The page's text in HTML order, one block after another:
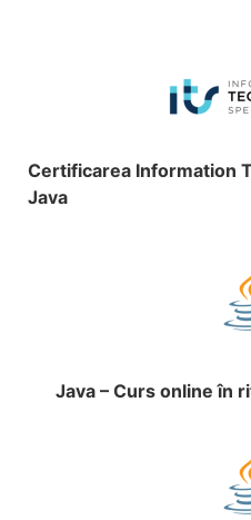
Certificarea Information
Java
Java – Curs online în